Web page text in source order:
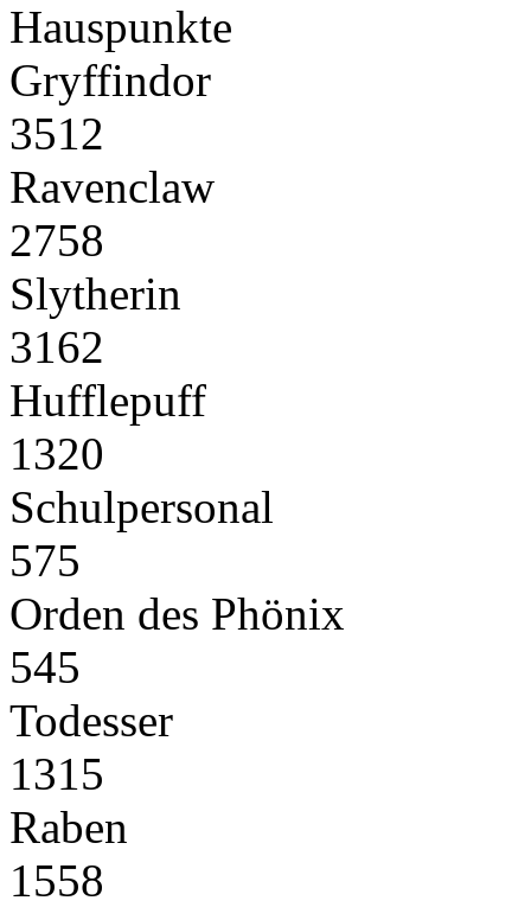
Hauspunkte
Gryffindor
3512
Ravenclaw
2758
Slytherin
3162
Hufflepuff
1320
Schulpersonal
575
Orden des Phönix
545
Todesser
1315
Raben
1558